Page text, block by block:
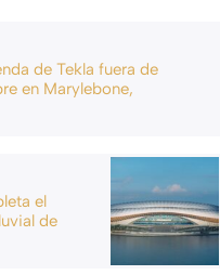
de Tekla fuera de
en Marylebone,
el
de